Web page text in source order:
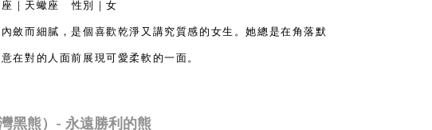
｜天蠍座 性別｜女
斂而細膩，是個喜歡乾淨又講究質感的女生。她總是在角落默
在對的人面前展現可愛柔軟的一面。
黑熊）- 永遠勝利的熊